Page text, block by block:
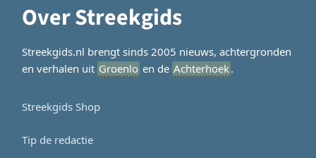
Over Streekgids
Streekgids.nl brengt sinds 2005 nieuws, achtergronden
en verhalen uit Groenlo en de Achterhoek.
Streekgids Shop
Tip de redactie